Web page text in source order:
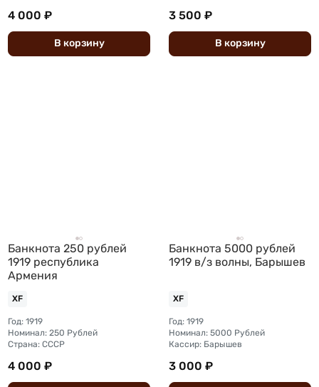
4 000 ₽
В корзину
3 500 ₽
В корзину
Банкнота 250 рублей
1919 республика
Армения
XF
Год: 1919
Номинал: 250 Рублей
Страна: СССР
4 000 ₽
Банкнота 5000 рублей
1919 в/з волны, Барышев
XF
Год: 1919
Номинал: 5000 Рублей
Кассир: Барышев
3 000 ₽